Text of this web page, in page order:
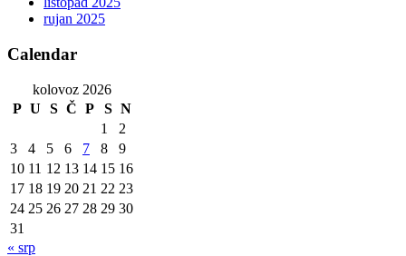
rujan 2025
Calendar
kolovoz 2026
P U S Č P S N
1
2
3
4 5 6 7 8
9
10 11 12 13 14 15 16
17 18 19 20 21 22 23
24 25 26 27 28 29 30
31
« srp